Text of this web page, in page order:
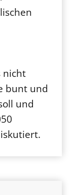
nicht
bunt und
und